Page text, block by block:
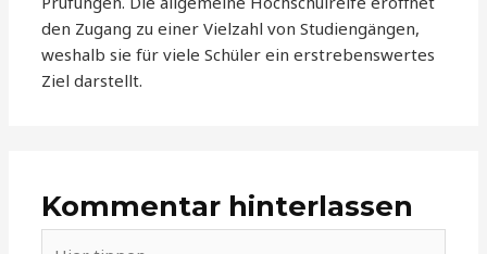
den Zugang zu einer Vielzahl von Studiengängen,
weshalb sie für viele Schüler ein erstrebenswertes
Ziel darstellt.
Kommentar hinterlassen